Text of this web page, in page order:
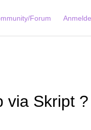
Forum
via Skript ?